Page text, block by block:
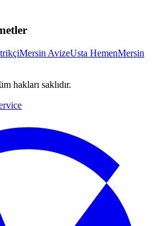
Mersin AvizeUsta HemenMersin
hakları saklıdır.